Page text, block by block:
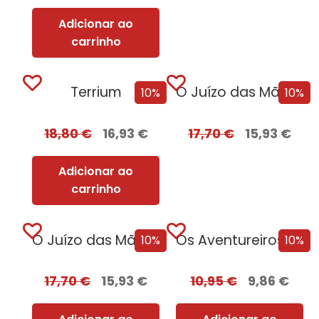
Adicionar ao
carrinho
10%
Terrium
18,80€ 16,93 €
Adicionar ao
carrinho
10%
O Juízo das Mãos – Volume 2...
17,70€ 15,93 €
10%
O Juízo das Mãos – Volume 2...
17,70€ 15,93 €
10%
Os Aventureiros e os Caçadores de Relíquias
10,95€ 9,86 €